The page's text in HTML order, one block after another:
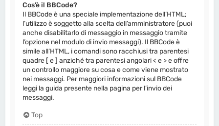
Cos’è il BBCode?
Il BBCode è una speciale implementazione dell’HTML;
l’utilizzo è soggetto alla scelta dell’amministratore (puoi
anche disabilitarlo di messaggio in messaggio tramite
l’opzione nel modulo di invio messaggi). Il BBCode è
simile all’HTML, i comandi sono racchiusi tra parentesi
quadre [ e ] anziché tra parentesi angolari < e > e offre
un controllo maggiore su cosa e come viene mostrato
nei messaggi. Per maggiori informazioni sul BBCode
leggi la guida presente nella pagina per l’invio dei
messaggi.
Top